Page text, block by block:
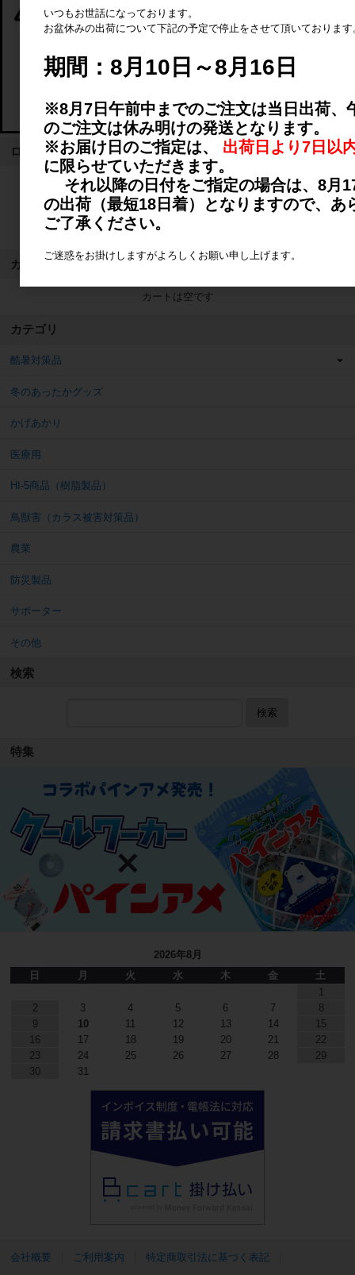
ログイン
ログイン
新規会員登録
カート
カートは空です
カテゴリ
酷暑対策品
冬のあったかグッズ
かげあかり
医療用
HI-5商品（樹脂製品）
鳥獣害（カラス被害対策品）
農業
防災製品
サポーター
その他
検索
検索
特集
2026年8月
日
月 火 水 木 金
土
1
2
3 4 5 6 7
8
9
10 11 12 13 14
15
16
17 18 19 20 21
22
23
24 25 26 27 28
29
30
31
会社概要 ご利用案内 特定商取引法に基づく表記
いつもお世話になっております。
お盆休みの出荷について下記の予定で停止をさせて頂いております
期間：8月10日～8月16日
※8月7日午前中までのご注文は当日出荷、
のご注文は休み明けの発送となります。
※お届け日のご指定は、 出荷日より7日以
に限らせていただきます。
それ以降の日付をご指定の場合は、8月
の出荷（最短18日着）となりますので、あ
ご了承ください。
ご迷惑をお掛けしますがよろしくお願い申し上げます。